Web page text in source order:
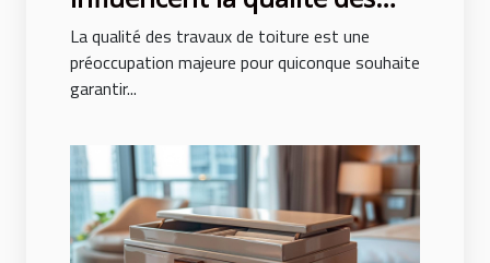
travaux de toiture
La qualité des travaux de toiture est une
préoccupation majeure pour quiconque souhaite
garantir...